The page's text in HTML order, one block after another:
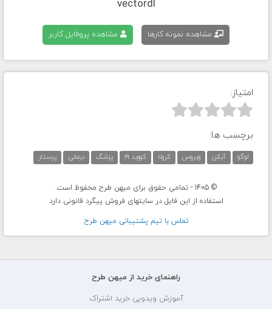
vectordl
مشاهده نمونه کارها مشاهده پروفایل کاربر
امتیاز:



برچسب ها:
لوگو آیکن ویروس کرونا کووید 19 پزشگ درمانی پرستار
© 1405 - تمامی حقوق برای میهن طرح محفوظ است.
استفاده از این فایل در سایتهای فروش پیگرد قانونی دارد
تماس با تيم پشتيبانی ميهن طرح
راهنمای خرید از میهن طرح
آموزش ویدویی خرید اشتراک